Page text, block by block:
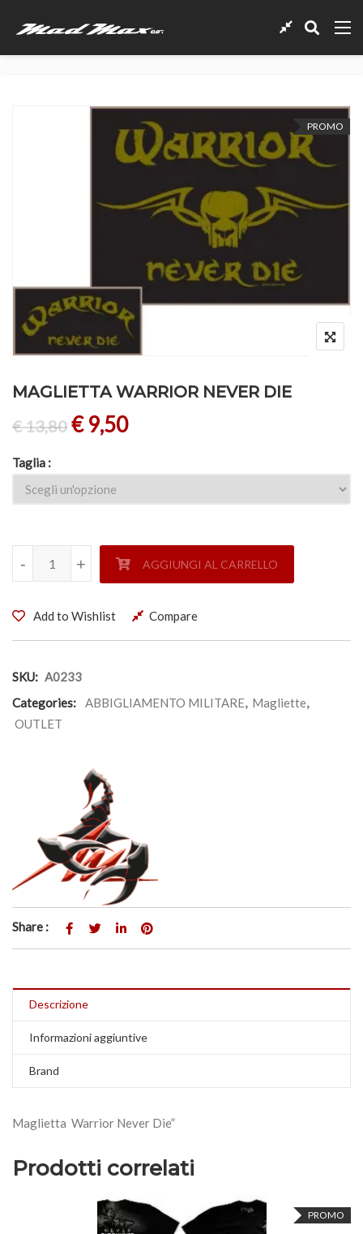
PROMO
MAGLIETTA WARRIOR NEVER DIE
€13,80 €9,50
Taglia
MAGLIETTA WARRIOR NEVER DIE quantità
+
- +
- AGGIUNGI AL CARRELLO
Add to Wishlist Compare
SKU: A0233
Categories:
ABBIGLIAMENTO MILITARE, Magliette,
OUTLET
Share :
Descrizione
Informazioni aggiuntive
Brand
Maglietta  Warrior Never Die”
Prodotti correlati
PROMO